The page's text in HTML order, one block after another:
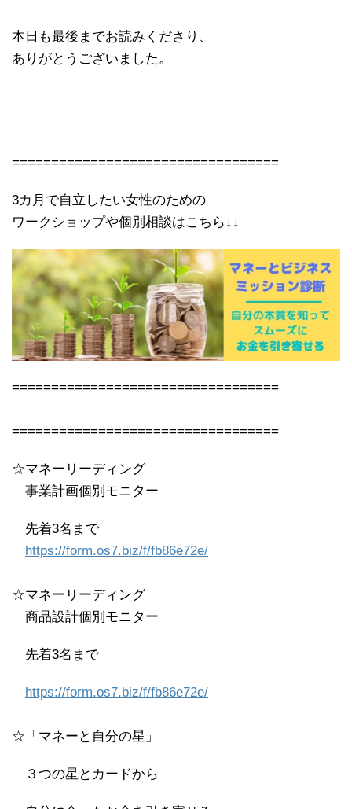
本日も最後までお読みくださり、
ありがとうございました。
==================================
3カ月で自立したい女性のための
ワークショップや個別相談はこちら↓↓
==================================
==================================
☆マネーリーディング
事業計画個別モニター
先着3名まで
https://form.os7.biz/f/fb86e72e/
☆マネーリーディング
商品設計個別モニター
先着3名まで
https://form.os7.biz/f/fb86e72e/
☆「マネーと自分の星」
３つの星とカードから